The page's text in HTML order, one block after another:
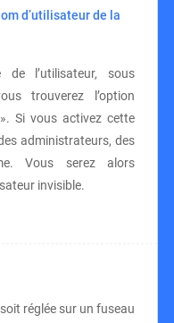
d’utilisateur de la
l’utilisateur, sous
trouverez l’option
Si vous activez cette
administrateurs, des
Vous serez alors
invisible.
réglée sur un fuseau